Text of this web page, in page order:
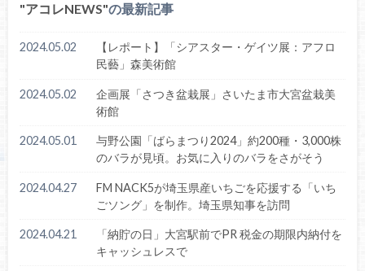
アコレNEWS の最新記事
2024.05.02
【レポート】「シアスター・ゲイツ展：アフロ
民藝」森美術館
2024.05.02
企画展「さつき盆栽展」さいたま市大宮盆栽美
術館
2024.05.01
与野公園「ばらまつり2024」約200種・3,000株
のバラが見頃。お気に入りのバラをさがそう
2024.04.27
FM NACK5が埼玉県産いちごを応援する「いち
ごソング」を制作。埼玉県知事を訪問
2024.04.21
「納貯の日」大宮駅前でPR 税金の期限内納付を
キャッシュレスで